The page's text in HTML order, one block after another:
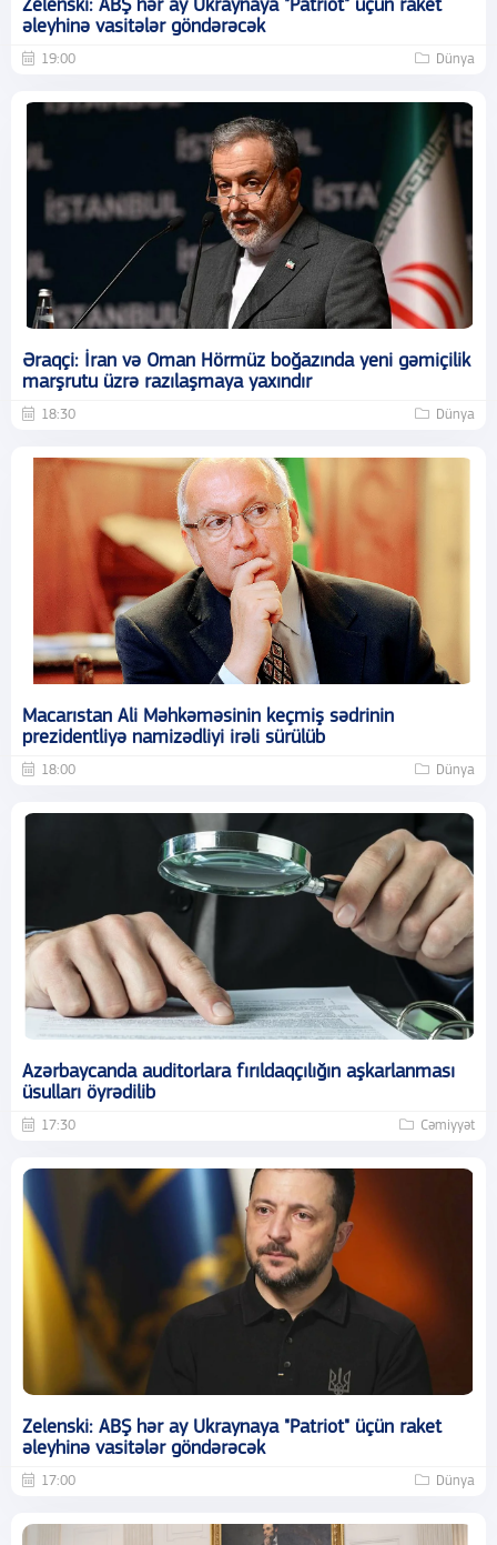
Zelenski: ABŞ hər ay Ukraynaya "Patriot" üçün raket
əleyhinə vasitələr göndərəcək
19:00 Dünya
Əraqçi: İran və Oman Hörmüz boğazında yeni gəmiçilik
marşrutu üzrə razılaşmaya yaxındır
18:30 Dünya
Macarıstan Ali Məhkəməsinin keçmiş sədrinin
prezidentliyə namizədliyi irəli sürülüb
18:00 Dünya
Azərbaycanda auditorlara fırıldaqçılığın aşkarlanması
üsulları öyrədilib
17:30 Cəmiyyət
Zelenski: ABŞ hər ay Ukraynaya "Patriot" üçün raket
əleyhinə vasitələr göndərəcək
17:00 Dünya